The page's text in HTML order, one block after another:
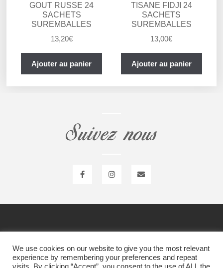
GOUT RUSSE 24
SACHETS
SUREMBALLES
13,20€
Ajouter au panier
TISANE FIDJI 24
SACHETS
SUREMBALLES
13,00€
Ajouter au panier
Suivez nous
We use cookies on our website to give you the most relevant
experience by remembering your preferences and repeat